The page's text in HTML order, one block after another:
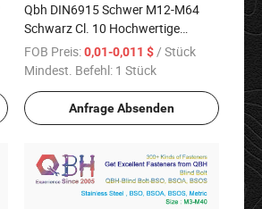
Qbh DIN6915 Schwer M12-M64
Schwarz Cl. 10 Hochwertige
Sechskantmuttern
FOB Preis:0,01-0,011 $/ Stück
Mindest. Befehl: 1 Stück
Anfrage Absenden